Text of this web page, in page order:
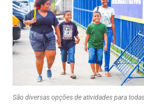
São diversas opções de atividades para